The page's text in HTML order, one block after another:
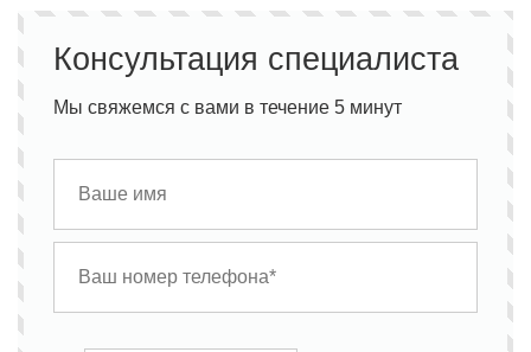
Консультация специалиста
Мы свяжемся с вами в течение 5 минут